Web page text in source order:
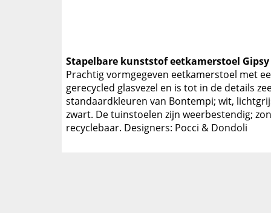
Stapelbare kunststof eetkamerstoel
Prachtig vormgegeven eetkamerstoel met
gerecycled glasvezel en is tot in de details
standaardkleuren van Bontempi; wit,
zwart. De tuinstoelen zijn weerbestendig;
recyclebaar. Designers: Pocci & Dondoli